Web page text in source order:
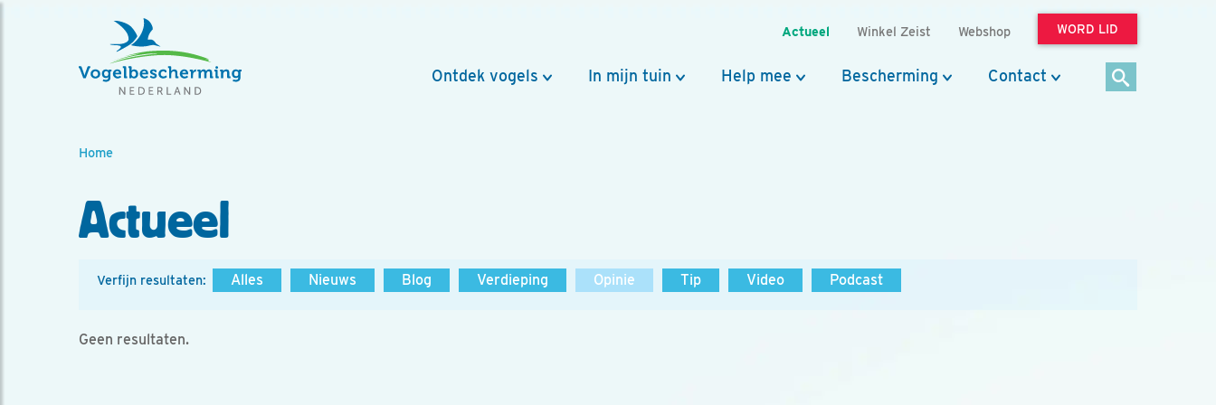
Actueel Winkel Zeist Webshop WORD LID
Ontdek vogels In mijn tuin Help mee Bescherming Contact
Home
Actueel
Verfijn resultaten: Alles Nieuws Blog Verdieping Opinie Tip Video Podcast
Geen resultaten.